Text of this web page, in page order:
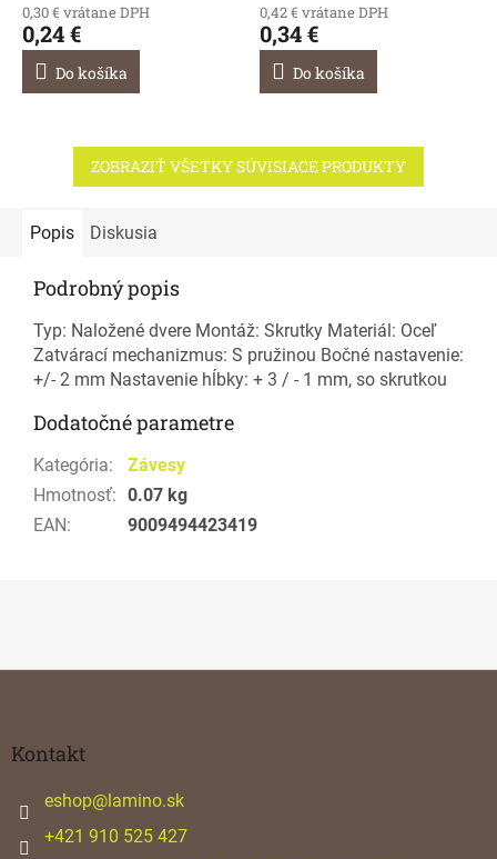
0,30 € vrátane DPH
0,24 €
Do košíka
0,42 € vrátane DPH
0,34 €
Do košíka
ZOBRAZIŤ VŠETKY SÚVISIACE PRODUKTY
Popis Diskusia
Podrobný popis
Typ: Naložené dvere Montáž: Skrutky Materiál: Oceľ
Zatvárací mechanizmus: S pružinou Bočné nastavenie:
+/- 2 mm Nastavenie hĺbky: + 3 / - 1 mm, so skrutkou
Dodatočné parametre
Kategória:
Závesy
Hmotnosť: 0.07 kg
EAN: 9009494423419
Kontakt
eshop@lamino.sk
+421 910 525 427